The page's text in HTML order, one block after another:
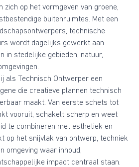
zich op het vormgeven van groene,
buitenruimtes. Met een
technische
wordt dagelijks gewerkt aan
in stedelijke gebieden, natuur,
als Technisch Ontwerper een
die creatieve plannen technisch
maakt. Van eerste schets tot
vooruit, schakelt scherp en weet
te combineren met esthetiek en
op het snijvlak van ontwerp, techniek
omgeving waar inhoud,
impact centraal staan.